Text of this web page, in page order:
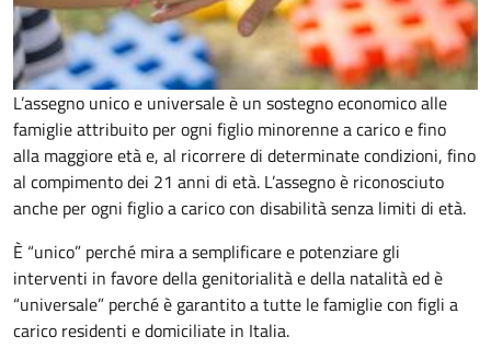
L’assegno unico e universale è un sostegno economico alle
famiglie attribuito per ogni figlio minorenne a carico e fino
alla maggiore età e, al ricorrere di determinate condizioni, fino
al compimento dei 21 anni di età. L’assegno è riconosciuto
anche per ogni figlio a carico con disabilità senza limiti di età.
È “unico” perché mira a semplificare e potenziare gli
interventi in favore della genitorialità e della natalità ed è
“universale” perché è garantito a tutte le famiglie con figli a
carico residenti e domiciliate in Italia.